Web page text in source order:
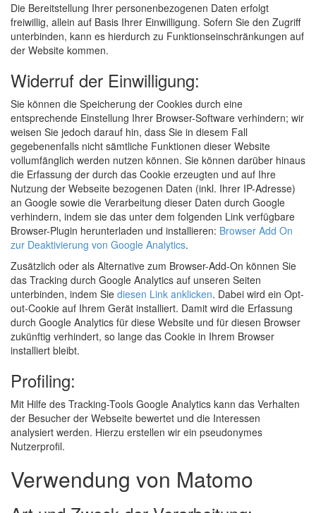
Die Bereitstellung Ihrer personenbezogenen Daten erfolgt
freiwillig, allein auf Basis Ihrer Einwilligung. Sofern Sie den Zugriff
unterbinden, kann es hierdurch zu Funktionseinschränkungen auf
der Website kommen.
Widerruf der Einwilligung:
Sie können die Speicherung der Cookies durch eine
entsprechende Einstellung Ihrer Browser-Software verhindern; wir
weisen Sie jedoch darauf hin, dass Sie in diesem Fall
gegebenenfalls nicht sämtliche Funktionen dieser Website
vollumfänglich werden nutzen können. Sie können darüber hinaus
die Erfassung der durch das Cookie erzeugten und auf Ihre
Nutzung der Webseite bezogenen Daten (inkl. Ihrer IP-Adresse)
an Google sowie die Verarbeitung dieser Daten durch Google
verhindern, indem sie das unter dem folgenden Link verfügbare
Browser-Plugin herunterladen und installieren: Browser Add On
zur Deaktivierung von Google Analytics.
Zusätzlich oder als Alternative zum Browser-Add-On können Sie
das Tracking durch Google Analytics auf unseren Seiten
unterbinden, indem Sie diesen Link anklicken. Dabei wird ein Opt-
out-Cookie auf Ihrem Gerät installiert. Damit wird die Erfassung
durch Google Analytics für diese Website und für diesen Browser
zukünftig verhindert, so lange das Cookie in Ihrem Browser
installiert bleibt.
Profiling:
Mit Hilfe des Tracking-Tools Google Analytics kann das Verhalten
der Besucher der Webseite bewertet und die Interessen
analysiert werden. Hierzu erstellen wir ein pseudonymes
Nutzerprofil.
Verwendung von Matomo